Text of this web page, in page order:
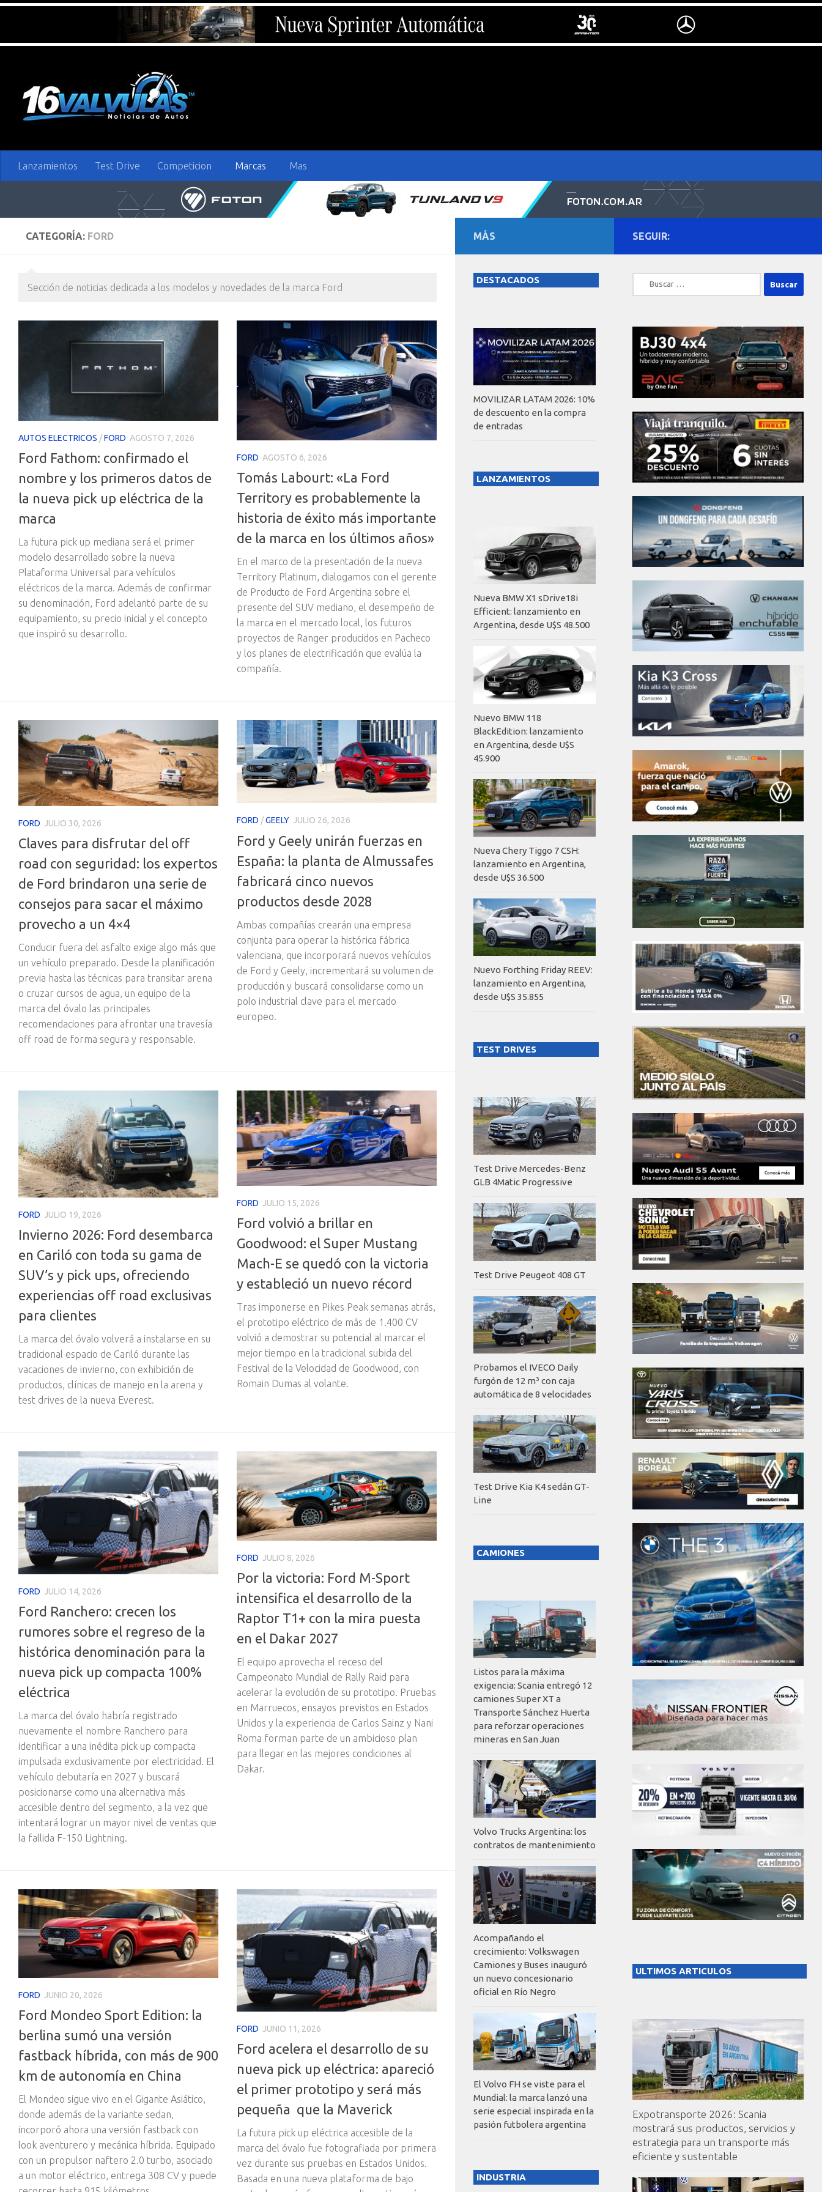
Lanzamientos Test Drive Competicion Marcas Mas
CATEGORÍA: FORD
Sección de noticias dedicada a los modelos y novedades de la marca Ford
AUTOS ELECTRICOS /FORD AGOSTO 7, 2026
Ford Fathom: confirmado el
nombre y los primeros datos de
la nueva pick up eléctrica de la
marca
La futura pick up mediana será el primer
modelo desarrollado sobre la nueva
Plataforma Universal para vehículos
eléctricos de la marca. Además de confirmar
su denominación, Ford adelantó parte de su
equipamiento, su precio inicial y el concepto
que inspiró su desarrollo.
FORD AGOSTO 6, 2026
Tomás Labourt: «La Ford
Territory es probablemente la
historia de éxito más importante
de la marca en los últimos años»
En el marco de la presentación de la nueva
Territory Platinum, dialogamos con el gerente
de Producto de Ford Argentina sobre el
presente del SUV mediano, el desempeño de
la marca en el mercado local, los futuros
proyectos de Ranger producidos en Pacheco
y los planes de electrificación que evalúa la
compañía.
FORD JULIO 30, 2026
Claves para disfrutar del off
road con seguridad: los expertos
de Ford brindaron una serie de
consejos para sacar el máximo
provecho a un 4×4
Conducir fuera del asfalto exige algo más que
un vehículo preparado. Desde la planificación
previa hasta las técnicas para transitar arena
o cruzar cursos de agua, un equipo de la
marca del óvalo las principales
recomendaciones para afrontar una travesía
off road de forma segura y responsable.
FORD /GEELY JULIO 26, 2026
Ford y Geely unirán fuerzas en
España: la planta de Almussafes
fabricará cinco nuevos
productos desde 2028
Ambas compañías crearán una empresa
conjunta para operar la histórica fábrica
valenciana, que incorporará nuevos vehículos
de Ford y Geely, incrementará su volumen de
producción y buscará consolidarse como un
polo industrial clave para el mercado
europeo.
FORD JULIO 19, 2026
Invierno 2026: Ford desembarca
en Cariló con toda su gama de
SUV’s y pick ups, ofreciendo
experiencias off road exclusivas
para clientes
La marca del óvalo volverá a instalarse en su
tradicional espacio de Cariló durante las
vacaciones de invierno, con exhibición de
productos, clínicas de manejo en la arena y
test drives de la nueva Everest.
FORD JULIO 15, 2026
Ford volvió a brillar en
Goodwood: el Super Mustang
Mach-E se quedó con la victoria
y estableció un nuevo récord
Tras imponerse en Pikes Peak semanas atrás,
el prototipo eléctrico de más de 1.400 CV
volvió a demostrar su potencial al marcar el
mejor tiempo en la tradicional subida del
Festival de la Velocidad de Goodwood, con
Romain Dumas al volante.
FORD JULIO 14, 2026
Ford Ranchero: crecen los
rumores sobre el regreso de la
histórica denominación para la
nueva pick up compacta 100%
eléctrica
La marca del óvalo habría registrado
nuevamente el nombre Ranchero para
identificar a una inédita pick up compacta
impulsada exclusivamente por electricidad. El
vehículo debutaría en 2027 y buscará
posicionarse como una alternativa más
accesible dentro del segmento, a la vez que
intentará lograr un mayor nivel de ventas que
la fallida F-150 Lightning.
FORD JULIO 8, 2026
Por la victoria: Ford M-Sport
intensifica el desarrollo de la
Raptor T1+ con la mira puesta
en el Dakar 2027
El equipo aprovecha el receso del
Campeonato Mundial de Rally Raid para
acelerar la evolución de su prototipo. Pruebas
en Marruecos, ensayos previstos en Estados
Unidos y la experiencia de Carlos Sainz y Nani
Roma forman parte de un ambicioso plan
para llegar en las mejores condiciones al
Dakar.
FORD JUNIO 20, 2026
Ford Mondeo Sport Edition: la
berlina sumó una versión
fastback híbrida, con más de 900
km de autonomía en China
El Mondeo sigue vivo en el Gigante Asiático,
donde además de la variante sedan,
incorporó ahora una versión fastback con
look aventurero y mecánica híbrida. Equipado
con un propulsor naftero 2.0 turbo, asociado
a un motor eléctrico, entrega 308 CV y puede
FORD JUNIO 11, 2026
Ford acelera el desarrollo de su
nueva pick up eléctrica: apareció
el primer prototipo y será más
pequeña que la Maverick
La futura pick up eléctrica accesible de la
marca del óvalo fue fotografiada por primera
vez durante sus pruebas en Estados Unidos.
Basada en una nueva plataforma de bajo
SEGUIR:
Buscar:
ULTIMOS ARTICULOS
Expotransporte 2026: Scania
mostrará sus productos, servicios y
estrategia para un transporte más
eficiente y sustentable
MÁS
DESTACADOS
MOVILIZAR LATAM 2026: 10%
de descuento en la compra
de entradas
LANZAMIENTOS
Nueva BMW X1 sDrive18i
Efficient: lanzamiento en
Argentina, desde U$S 48.500
Nuevo BMW 118
BlackEdition: lanzamiento
en Argentina, desde U$S
45.900
Nueva Chery Tiggo 7 CSH:
lanzamiento en Argentina,
desde U$S 36.500
Nuevo Forthing Friday REEV:
lanzamiento en Argentina,
desde U$S 35.855
TEST DRIVES
Test Drive Mercedes-Benz
GLB 4Matic Progressive
Test Drive Peugeot 408 GT
Probamos el IVECO Daily
furgón de 12 m³ con caja
automática de 8 velocidades
Test Drive Kia K4 sedán GT-
Line
CAMIONES
Listos para la máxima
exigencia: Scania entregó 12
camiones Super XT a
Transporte Sánchez Huerta
para reforzar operaciones
mineras en San Juan
Volvo Trucks Argentina: los
contratos de mantenimiento
Acompañando el
crecimiento: Volkswagen
Camiones y Buses inauguró
un nuevo concesionario
oficial en Río Negro
El Volvo FH se viste para el
Mundial: la marca lanzó una
serie especial inspirada en la
pasión futbolera argentina
INDUSTRIA